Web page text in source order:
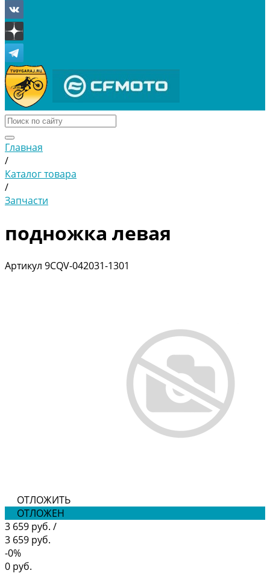
Главная
/
Каталог товара
/
Запчасти
подножка левая
Артикул 9CQV-042031-1301
ОТЛОЖИТЬ
ОТЛОЖЕН
3 659 руб. /
3 659 руб.
-0%
0 руб.